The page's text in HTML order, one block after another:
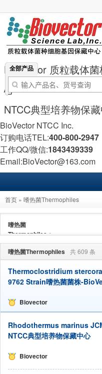
BioVector 质粒载体
心
NTCC典型培养物保
全部产品
BioVector NTCC Inc.
订购电话TEL:400-800-2947
工作QQ/微信:1843439339
Email:BioVector@163.com
首页 » 嗜热菌Thermophiles
嗜热菌
Thermophiles：
嗜热菌Thermophiles 共 609 条
Thermoclostridium
9762 Strain嗜热菌菌株-
Biovector
Rhodothermus marinus
NTCC典型培养物保藏中心
Biovector